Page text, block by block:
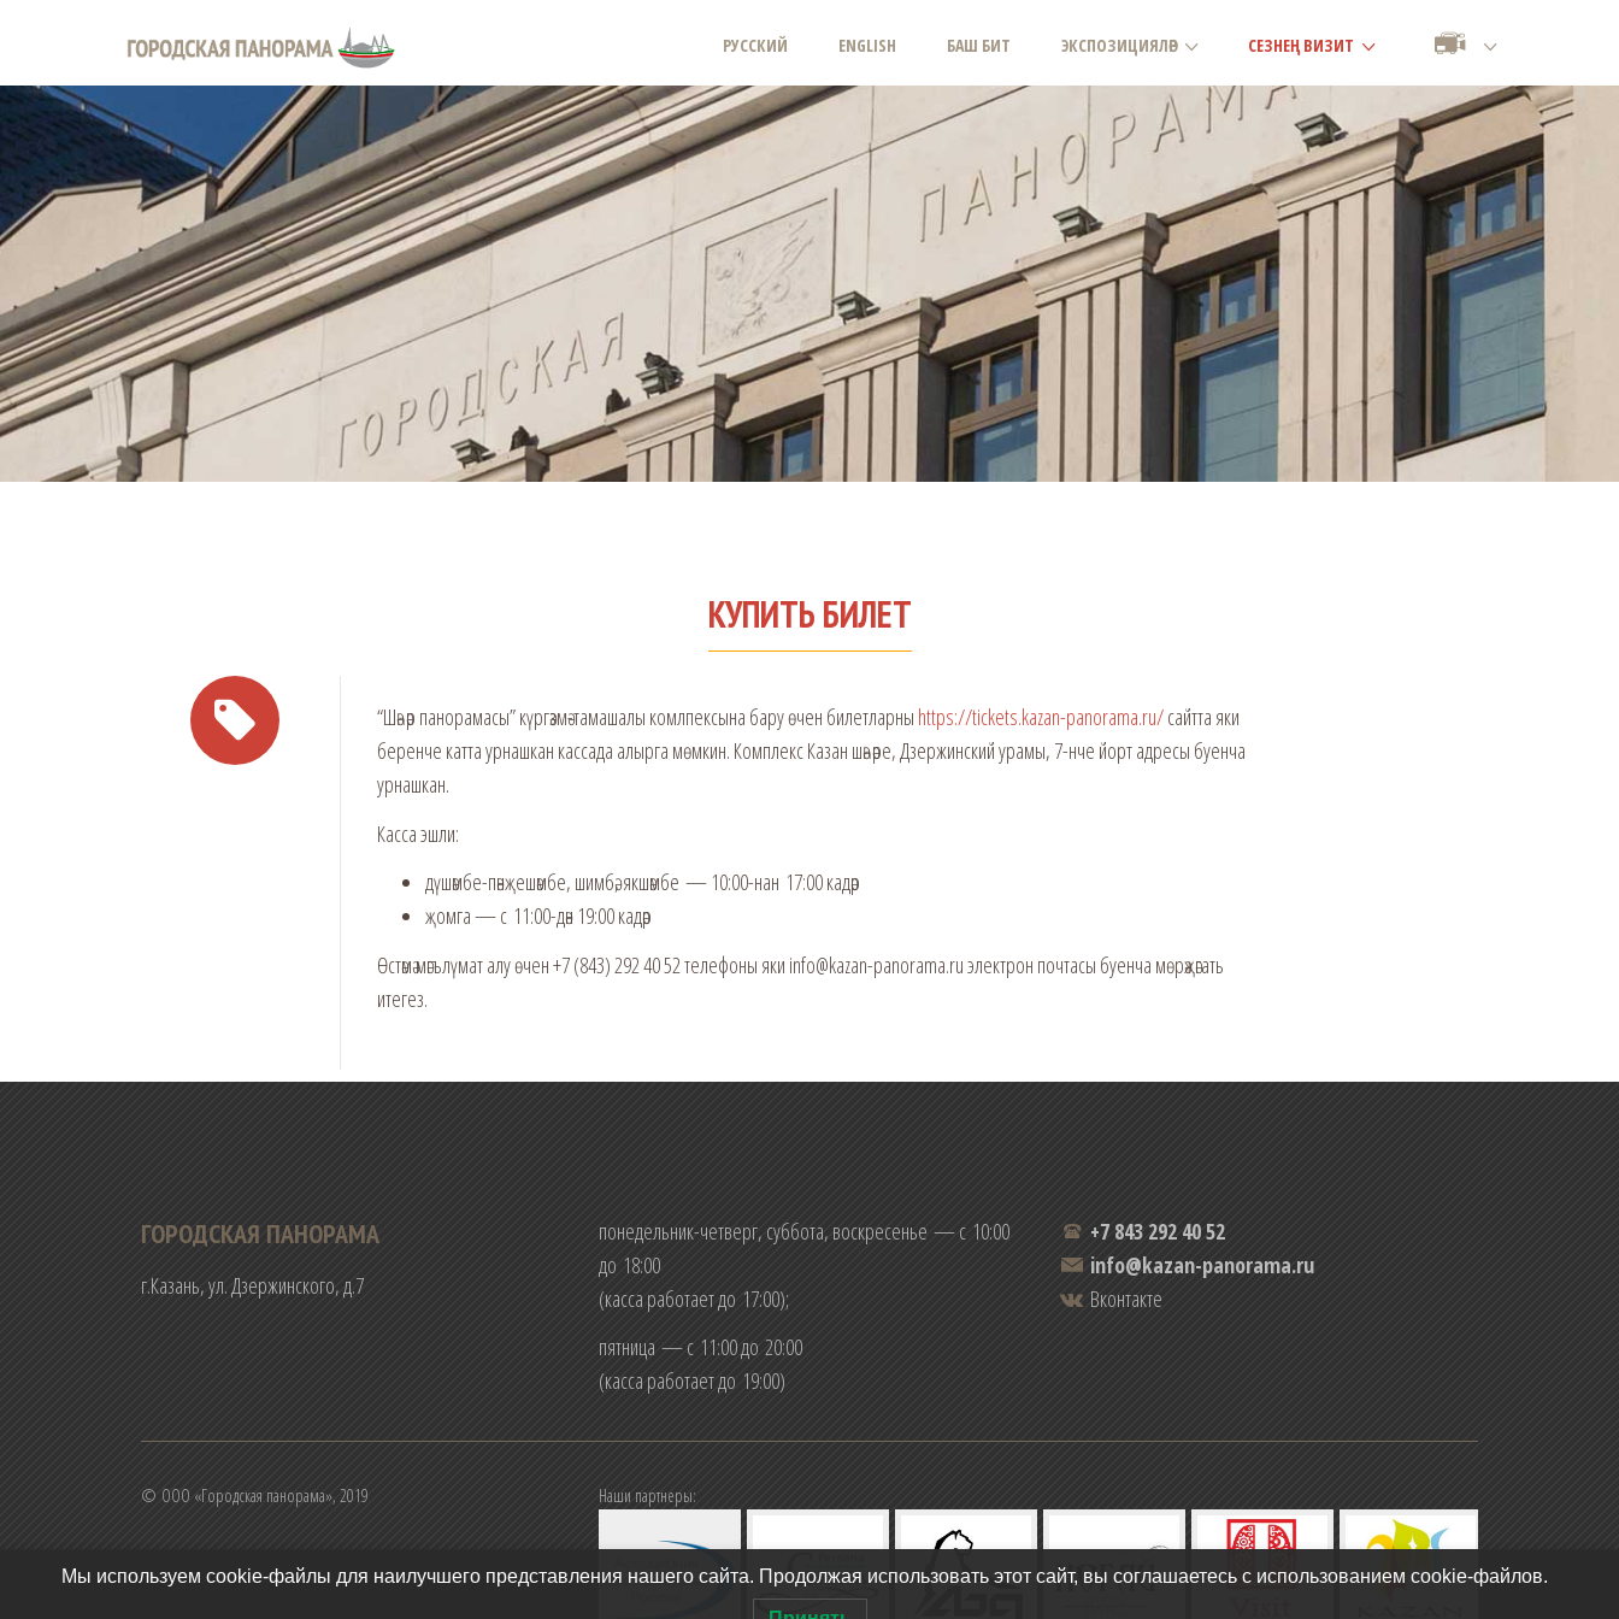
РУССКИЙ ENGLISH БАШ БИТ ЭКСПОЗИЦИЯЛӘР СЕЗНЕҢ ВИЗИТ
КУПИТЬ БИЛЕТ
“Шәһәр панорамасы” күргәзмә-тамашалы комлпексына бару өчен билетларны https://tickets.kazan-panorama.ru/сайтта яки
беренче катта урнашкан кассада алырга мөмкин. Комплекс Казан шәһәре, Дзержинский урамы, 7-нче йорт адресы буенча
урнашкан.
Касса эшли:
дүшәмбе-пәнҗешәмбе, шимбә, якшәмбе — 10:00-нан 17:00 кадәр
җомга — с 11:00-дән 19:00 кадәр
Өстәмә мәгълүмат алу өчен +7 (843) 292 40 52 телефоны яки info@kazan-panorama.ru электрон почтасы буенча мөрәҗәгать
итегез.
ГОРОДСКАЯ ПАНОРАМА
г.Казань, ул. Дзержинского, д.7
понедельник-четверг, суббота, воскресенье — с 10:00
до 18:00
(касса работает до 17:00);
пятница — с 11:00 до 20:00
(касса работает до 19:00)
+7 843 292 40 52
info@kazan-panorama.ru
Вконтакте
© ООО «Городская панорама», 2019 Наши партнеры:
Мы используем cookie-файлы для наилучшего представления нашего сайта. Продолжая использовать этот сайт, вы соглашаетесь с использованием cookie-файлов.